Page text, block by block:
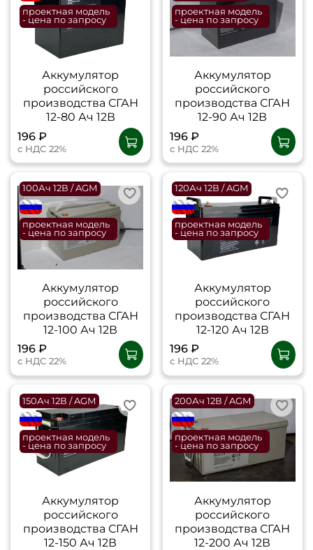
проектная модель
- цена по запросу
Аккумулятор
российского
производства СГАН
12-80 Ач 12В
196 ₽
с НДС 22%
проектная модель
- цена по запросу
Аккумулятор
российского
производства СГАН
12-90 Ач 12В
196 ₽
с НДС 22%
100Ач 12В / AGM
flagRU
проектная модель
- цена по запросу
Аккумулятор
российского
производства СГАН
12-100 Ач 12В
196 ₽
с НДС 22%
120Ач 12В / AGM
flagRU
проектная модель
- цена по запросу
Аккумулятор
российского
производства СГАН
12-120 Ач 12В
196 ₽
с НДС 22%
150Ач 12В / AGM
flagRU
проектная модель
- цена по запросу
Аккумулятор
российского
производства СГАН
12-150 Ач 12В
200Ач 12В / AGM
flagRU
проектная модель
- цена по запросу
Аккумулятор
российского
производства СГАН
12-200 Ач 12В